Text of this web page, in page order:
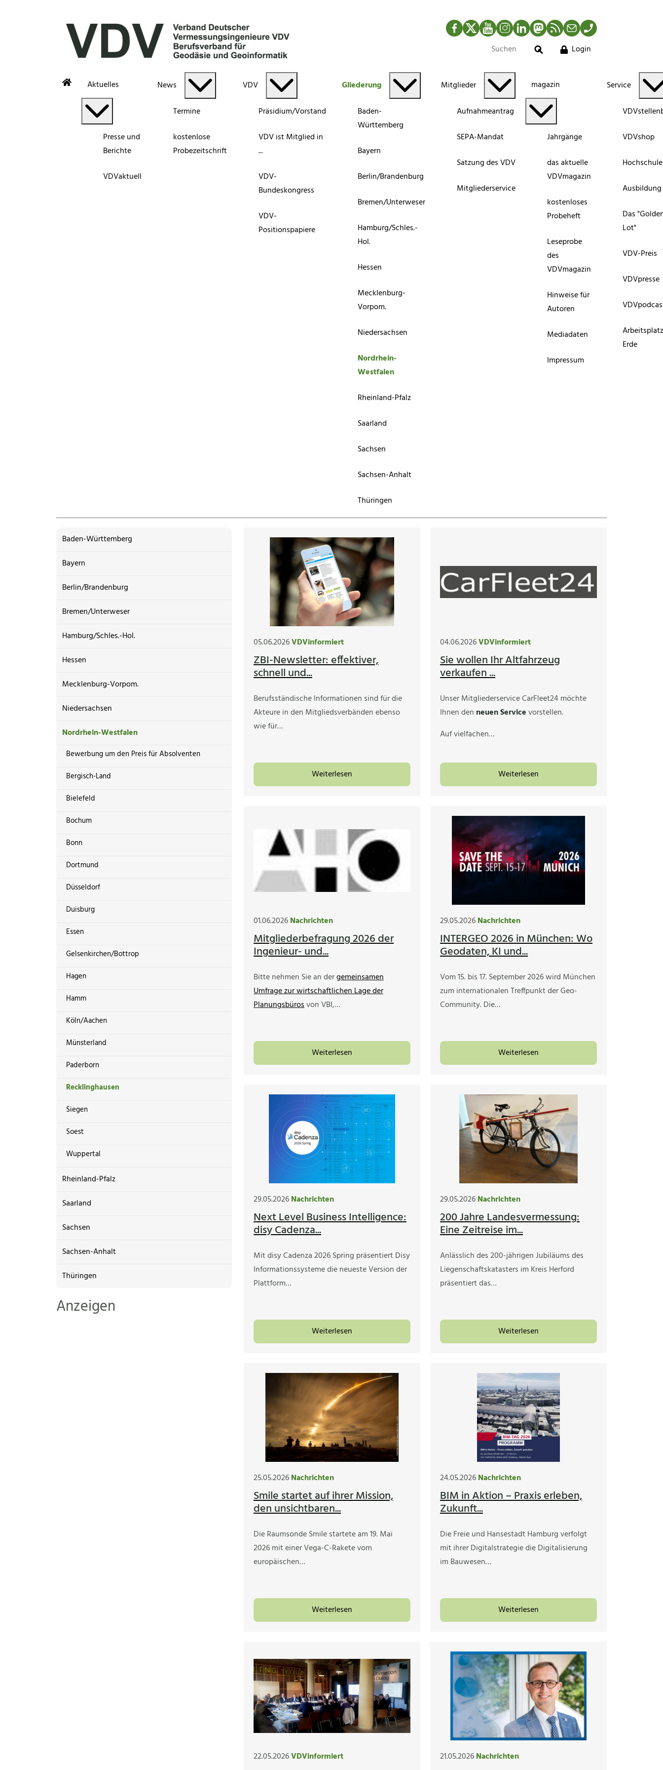
Facebook
TwitterYouTubeInstagram
LinkedInMastodonRSS-Newsfeed
MailTelefon
Suche
Login
Aktuelles
Presse und
Berichte
VDVaktuell
News
Termine
kostenlose
Probezeitschrift
VDV
Präsidium/Vorstand
VDV ist Mitglied in
...
VDV-
Bundeskongress
VDV-
Positionspapiere
Gliederung
Baden-
Württemberg
Bayern
Berlin/Brandenburg
Bremen/Unterweser
Hamburg/Schles.-
Hol.
Hessen
Mecklenburg-
Vorpom.
Niedersachsen
Nordrhein-
Westfalen
Rheinland-Pfalz
Saarland
Sachsen
Sachsen-Anhalt
Thüringen
Mitglieder
Aufnahmeantrag
SEPA-Mandat
Satzung des VDV
Mitgliederservice
magazin
Jahrgänge
das aktuelle
VDVmagazin
kostenloses
Probeheft
Leseprobe
des
VDVmagazin
Hinweise für
Autoren
Mediadaten
Impressum
Service
VDVshop
Ausbildung
Das
Lot"
VDV-Preis
VDVpresse
Erde
Baden-Württemberg
Bayern
Berlin/Brandenburg
Bremen/Unterweser
Hamburg/Schles.-Hol.
Hessen
Mecklenburg-Vorpom.
Niedersachsen
Nordrhein-Westfalen
Bewerbung um den Preis für Absolventen
Bergisch-Land
Bielefeld
Bochum
Bonn
Dortmund
Düsseldorf
Duisburg
Essen
Gelsenkirchen/Bottrop
Hagen
Hamm
Köln/Aachen
Münsterland
Paderborn
Recklinghausen
Siegen
Soest
Wuppertal
Rheinland-Pfalz
Saarland
Sachsen
Sachsen-Anhalt
Thüringen
Anzeigen
05.06.2026VDVinformiert
ZBI-Newsletter: effektiver,
schnell und...
Berufsständische Informationen sind für die
Akteure in den Mitgliedsverbänden ebenso
wie für…
Weiterlesen
04.06.2026VDVinformiert
Sie wollen Ihr Altfahrzeug
verkaufen ...
Unser Mitgliederservice CarFleet24 möchte
Ihnen den neuen Servicevorstellen.
Auf vielfachen…
Weiterlesen
01.06.2026Nachrichten
Mitgliederbefragung 2026 der
Ingenieur- und...
Bitte nehmen Sie an dergemeinsamen
Umfrage zur wirtschaftlichen Lage der
Planungsbürosvon VBI,…
Weiterlesen
29.05.2026Nachrichten
INTERGEO 2026 in München: Wo
Geodaten, KI und...
Vom 15. bis 17. September 2026 wird München
zum internationalen Treffpunkt der Geo-
Community. Die…
Weiterlesen
29.05.2026Nachrichten
Next Level Business Intelligence:
disy Cadenza...
Mit disy Cadenza 2026 Spring präsentiert Disy
Informationssysteme die neueste Version der
Plattform…
Weiterlesen
29.05.2026Nachrichten
200 Jahre Landesvermessung:
Eine Zeitreise im...
Anlässlich des 200-jährigen Jubiläums des
Liegenschaftskatasters im Kreis Herford
präsentiert das…
Weiterlesen
25.05.2026Nachrichten
Smile startet auf ihrer Mission,
den unsichtbaren...
Die Raumsonde Smile startete am 19. Mai
2026 mit einer Vega-C-Rakete vom
europäischen…
Weiterlesen
24.05.2026Nachrichten
BIM in Aktion – Praxis erleben,
Zukunft...
Die Freie und Hansestadt Hamburg verfolgt
mit ihrer Digitalstrategie die Digitalisierung
im Bauwesen…
Weiterlesen
22.05.2026VDVinformiert 21.05.2026Nachrichten